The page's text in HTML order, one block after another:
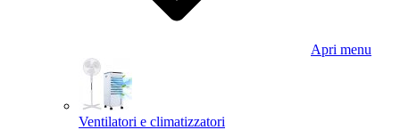
Apri menu
Ventilatori e climatizzatori